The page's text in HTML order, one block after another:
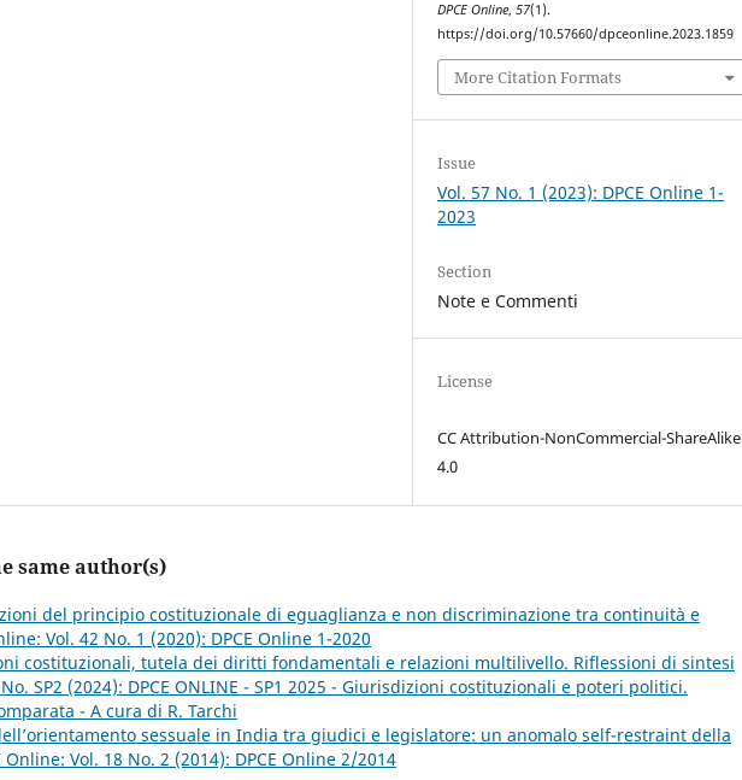
DPCE Online,57(1).
https://doi.org/10.57660/dpceonline.2023.1859
More Citation Formats
Issue
Vol. 57 No. 1 (2023): DPCE Online 1-
2023
Section
Note e Commenti
License
CC Attribution-NonCommercial-ShareAlike
4.0
same author(s)
del principio costituzionale di eguaglianza e non discriminazione tra continuità e
Vol. 42 No. 1 (2020): DPCE Online 1-2020
costituzionali, tutela dei diritti fondamentali e relazioni multilivello. Riflessioni di sintesi
SP2 (2024): DPCE ONLINE - SP1 2025 - Giurisdizioni costituzionali e poteri politici.
- A cura di R. Tarchi
sessuale in India tra giudici e legislatore: un anomalo self-restraint della
Online: Vol. 18 No. 2 (2014): DPCE Online 2/2014